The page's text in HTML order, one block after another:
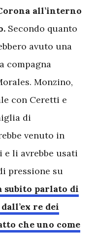
all’interno
Secondo quanto
avuto una
compagna
Monzino,
con Ceretti e
di
venuto in
e li avrebbe usati
pressione su
subito parlato di
re dei
che uno come